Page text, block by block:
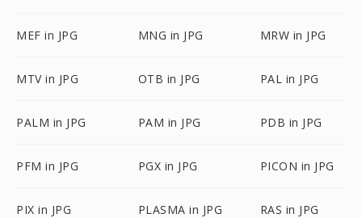
MEF in JPG MNG in JPG MRW in JPG
MTV in JPG OTB in JPG PAL in JPG
PALM in JPG PAM in JPG PDB in JPG
PFM in JPG PGX in JPG PICON in JPG
PIX in JPG PLASMA in JPG RAS in JPG